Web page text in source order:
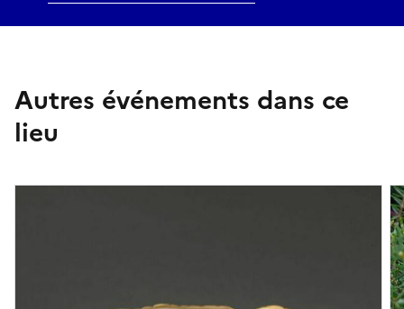
Autres événements dans ce
lieu